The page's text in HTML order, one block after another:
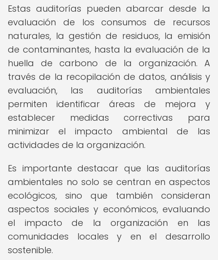
Estas auditorías pueden abarcar desde la
evaluación de los consumos de recursos
naturales, la gestión de residuos, la emisión
de contaminantes, hasta la evaluación de la
huella de carbono de la organización. A
través de la recopilación de datos, análisis y
evaluación, las auditorías ambientales
permiten identificar áreas de mejora y
establecer medidas correctivas para
minimizar el impacto ambiental de las
actividades de la organización.
Es importante destacar que las auditorías
ambientales no solo se centran en aspectos
ecológicos, sino que también consideran
aspectos sociales y económicos, evaluando
el impacto de la organización en las
comunidades locales y en el desarrollo
sostenible.